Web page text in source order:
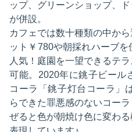
ップ、グリーンショップ、
が併設。
カフェでは数十種類の中か
ット￥780や朝採れハーブ
人気！庭園を一望できるテ
可能。2020年に銚子ビール
コーラ「銚子灯台コーラ」
らできた罪悪感のないコー
ぜると色が朝焼け色に変わ